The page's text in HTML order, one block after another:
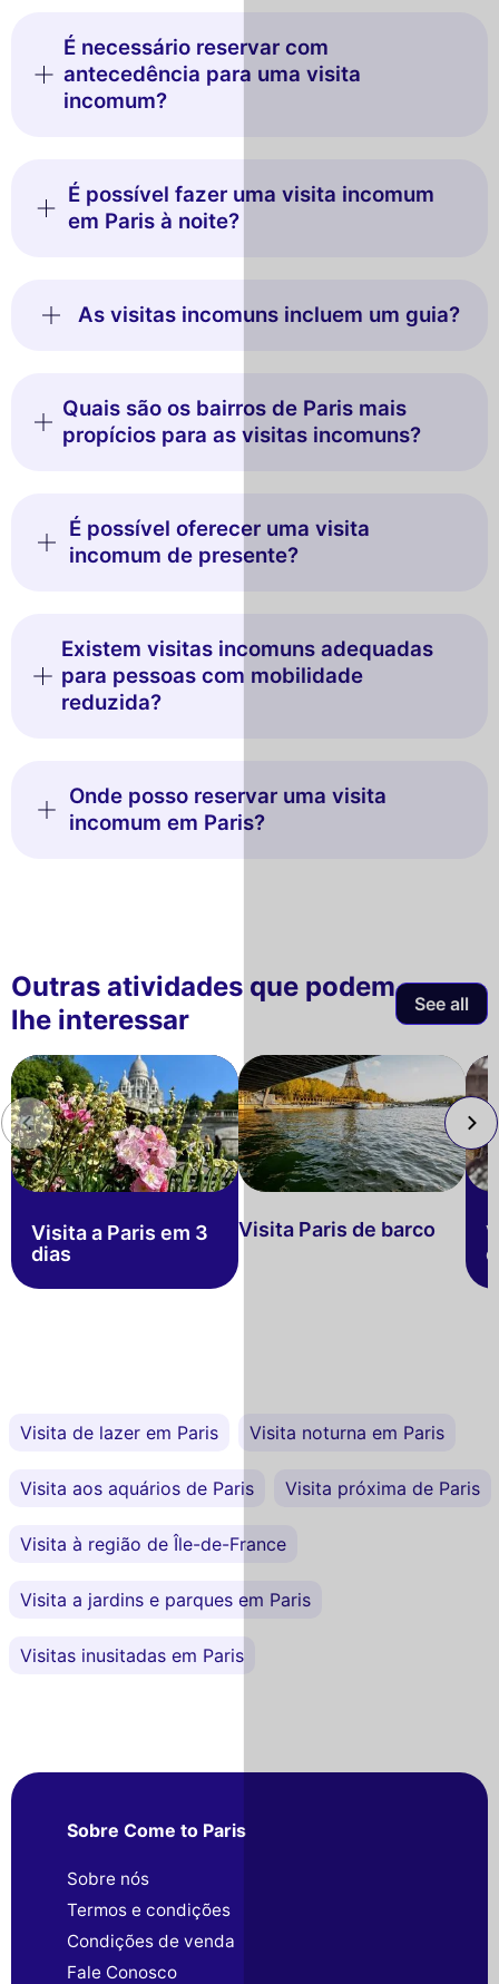
É necessário reservar com
antecedência para uma visita
incomum?
É possível fazer uma visita incomum
em Paris à noite?
As visitas incomuns incluem um guia?
Quais são os bairros de Paris mais
propícios para as visitas incomuns?
É possível oferecer uma visita
incomum de presente?
Existem visitas incomuns adequadas
para pessoas com mobilidade
reduzida?
Onde posso reservar uma visita
incomum em Paris?
Outras atividades que podem
lhe interessar
See all
Visita a Paris em 3
dias
Visita Paris de barco
Visita de lazer em Paris Visita noturna em Paris
Visita aos aquários de Paris Visita próxima de Paris
Visita à região de Île-de-France
Visita a jardins e parques em Paris
Visitas inusitadas em Paris
Sobre Come to Paris
Sobre nós
Termos e condições
Condições de venda
Fale Conosco